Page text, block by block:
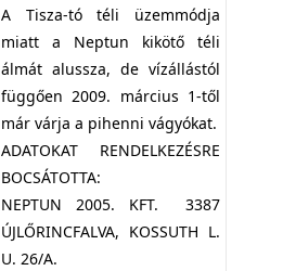
A Tisza-tó téli üzemmódja
miatt a Neptun kikötő téli
álmát alussza, de vízállástól
függően 2009. március 1-től
már várja a pihenni vágyókat.
ADATOKAT RENDELKEZÉSRE
BOCSÁTOTTA:
NEPTUN 2005. KFT. 3387
ÚJLŐRINCFALVA, KOSSUTH L.
U. 26/A.